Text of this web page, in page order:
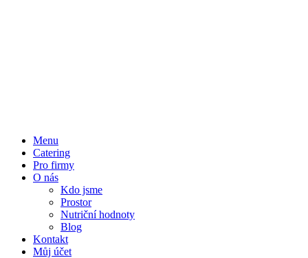
Menu
Catering
Pro firmy
O nás
Kdo jsme
Prostor
Nutriční hodnoty
Blog
Kontakt
Můj účet